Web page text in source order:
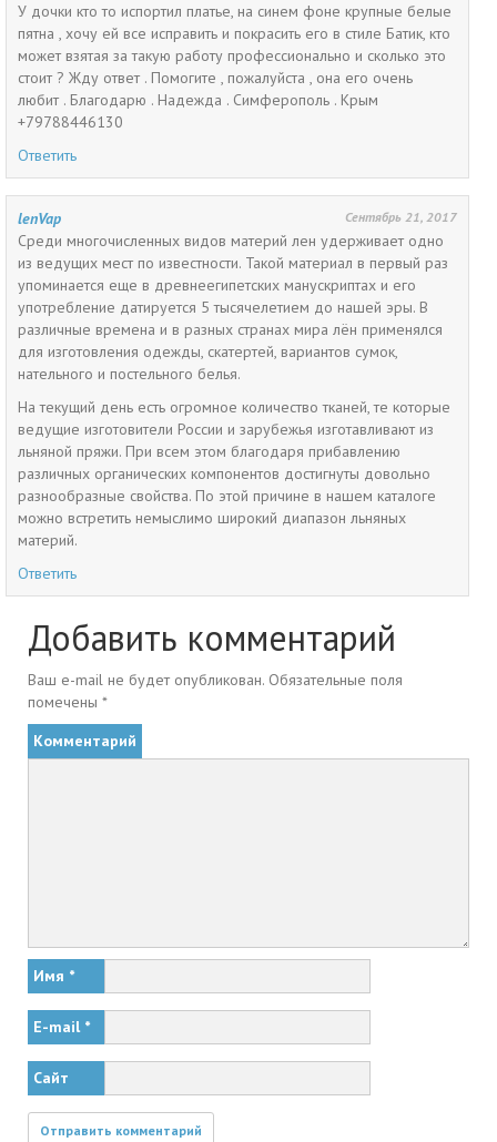
У дочки кто то испортил платье, на синем фоне крупные белые
пятна , хочу ей все исправить и покрасить его в стиле Батик, кто
может взятая за такую работу профессионально и сколько это
стоит ? Жду ответ . Помогите , пожалуйста , она его очень
любит . Благодарю . Надежда . Симферополь . Крым
+79788446130
Ответить
lenVap Сентябрь 21, 2017
Среди многочисленных видов материй лен удерживает одно
из ведущих мест по известности. Такой материал в первый раз
упоминается еще в древнеегипетских манускриптах и его
употребление датируется 5 тысячелетием до нашей эры. В
различные времена и в разных странах мира лён применялся
для изготовления одежды, скатертей, вариантов сумок,
нательного и постельного белья.
На текущий день есть огромное количество тканей, те которые
ведущие изготовители России и зарубежья изготавливают из
льняной пряжи. При всем этом благодаря прибавлению
различных органических компонентов достигнуты довольно
разнообразные свойства. По этой причине в нашем каталоге
можно встретить немыслимо широкий диапазон льняных
материй.
Ответить
Добавить комментарий
Ваш e-mail не будет опубликован. Обязательные поля
помечены *
Комментарий
Имя *
E-mail *
Сайт